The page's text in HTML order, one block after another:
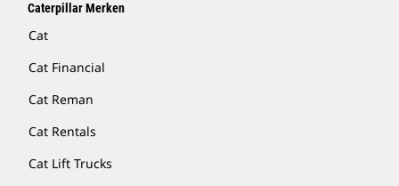
Caterpillar Merken
Cat
Cat Financial
Cat Reman
Cat Rentals
Cat Lift Trucks